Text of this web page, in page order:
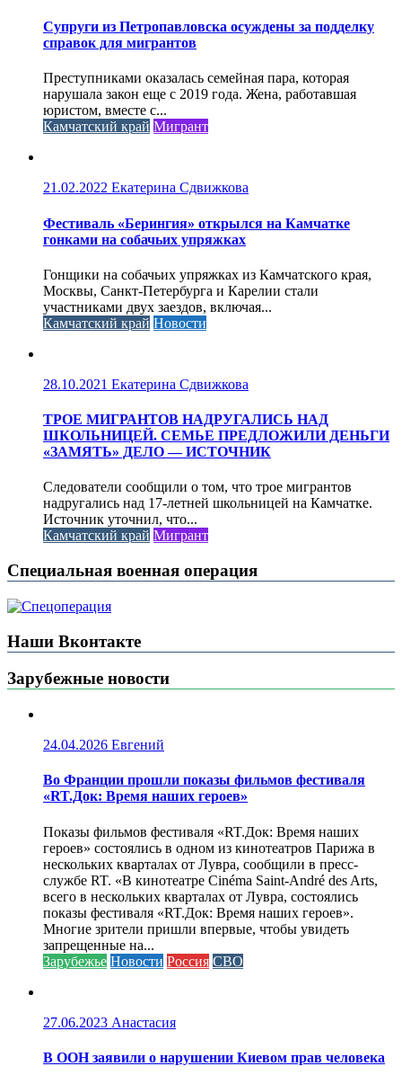
Супруги из Петропавловска осуждены за подделку
справок для мигрантов
Преступниками оказалась семейная пара, которая
нарушала закон еще с 2019 года. Жена, работавшая
юристом, вместе с...
Камчатский край Мигрант
21.02.2022 Екатерина Сдвижкова
Фестиваль «Берингия» открылся на Камчатке
гонками на собачьих упряжках
Гонщики на собачьих упряжках из Камчатского края,
Москвы, Санкт-Петербурга и Карелии стали
участниками двух заездов, включая...
Камчатский край Новости
28.10.2021 Екатерина Сдвижкова
ТРОЕ МИГРАНТОВ НАДРУГАЛИСЬ НАД
ШКОЛЬНИЦЕЙ. СЕМЬЕ ПРЕДЛОЖИЛИ ДЕНЬГИ
«ЗАМЯТЬ» ДЕЛО — ИСТОЧНИК
Следователи сообщили о том, что трое мигрантов
надругались над 17-летней школьницей на Камчатке.
Источник уточнил, что...
Камчатский край Мигрант
Специальная военная операция
Наши Вконтакте
Зарубежные новости
24.04.2026 Евгений
Во Франции прошли показы фильмов фестиваля
«RT.Док: Время наших героев»
Показы фильмов фестиваля «RT.Док: Время наших
героев» состоялись в одном из кинотеатров Парижа в
нескольких кварталах от Лувра, сообщили в пресс-
службе RT. «В кинотеатре Cinéma Saint-André des Arts,
всего в нескольких кварталах от Лувра, состоялись
показы фестиваля «RT.Док: Время наших героев».
Многие зрители пришли впервые, чтобы увидеть
запрещенные на...
Зарубежье Новости Россия СВО
27.06.2023 Анастасия
В ООН заявили о нарушении Киевом прав человека